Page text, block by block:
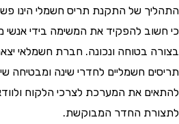
של התקנת תריס חשמלי הינו פשוט
להפקיד את המשימה בידי אנשי
בטוחה ונכונה. חברת חשמלאי יצאת
חשמליים לחדרי שינה ומבטיחה שירות
את המערכת לצרכי הלקוח ולוודא
החדר המבוקשת.